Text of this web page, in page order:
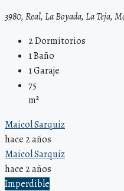
3980, Real, La Boyada, La Teja,
2Dormitorios
1Baño
1Garaje
75
m²
Maicol Sarquiz
hace 2 años
Maicol Sarquiz
hace 2 años
Imperdible